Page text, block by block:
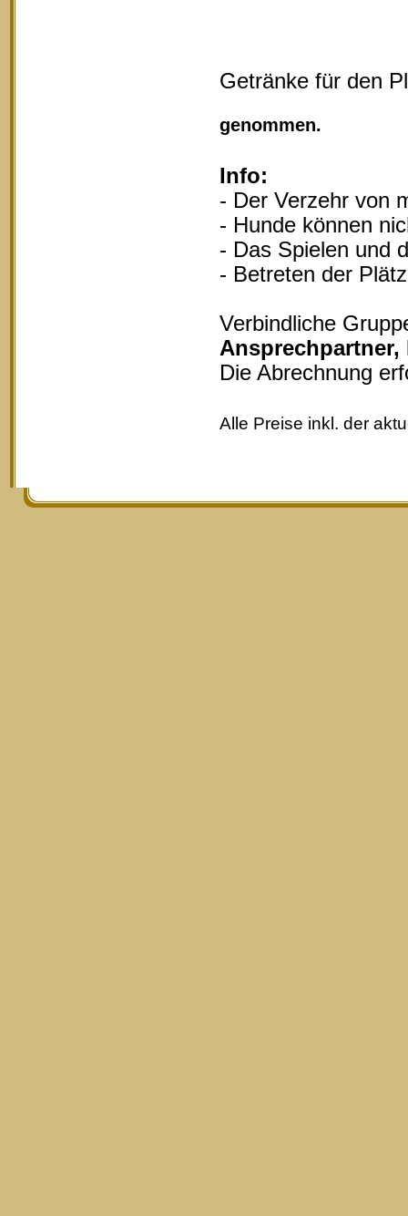
Getränke für den
genommen.
Info:
- Der Verzehr von
- Hunde können
- Das Spielen und
- Betreten der
Verbindliche
Die Abrechnung
Alle Preise inkl. der